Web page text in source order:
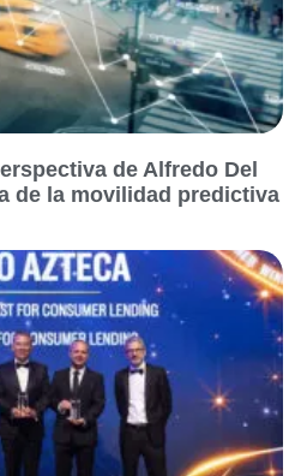
de Alfredo Del
de la movilidad predictiva